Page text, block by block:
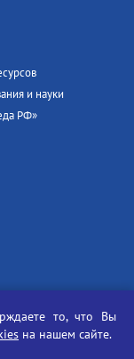
и науки
РФ»
то, что Вы
на нашем сайте.